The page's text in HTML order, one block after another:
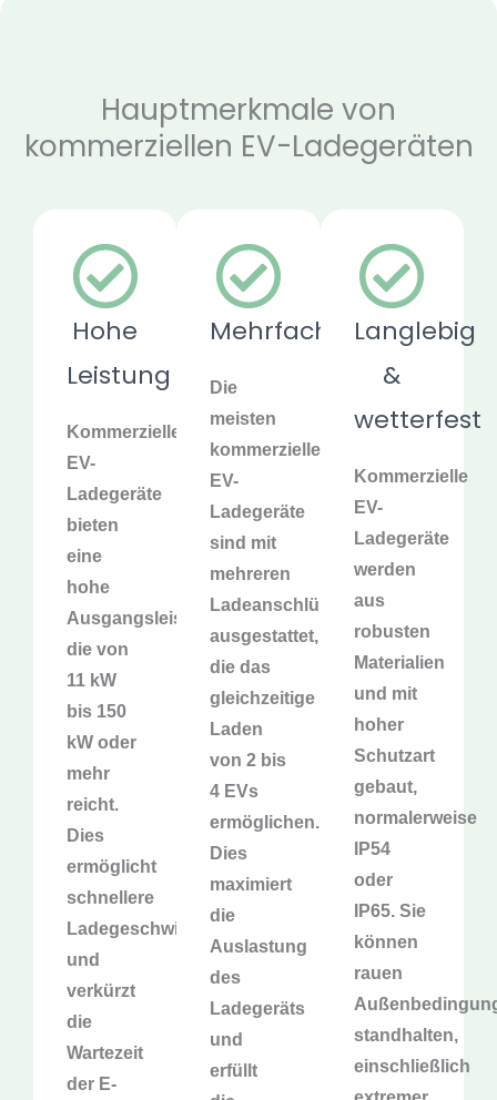
Hauptmerkmale von
kommerziellen EV-Ladegeräten
Hohe
Leistung
Kommerzielle
EV-
Ladegeräte
bieten
eine
hohe
Ausgangsleistung,
die von
11 kW
bis 150
kW oder
mehr
reicht.
Dies
ermöglicht
schnellere
Ladegeschwindigkeiten
und
verkürzt
die
Wartezeit
der E-
Mehrfachanschluss
Die
meisten
kommerziellen
EV-
Ladegeräte
sind mit
mehreren
Ladeanschlüssen
ausgestattet,
die das
gleichzeitige
Laden
von 2 bis
4 EVs
ermöglichen.
Dies
maximiert
die
Auslastung
des
Ladegeräts
und
erfüllt
Langlebig
&
wetterfest
Kommerzielle
EV-
Ladegeräte
werden
aus
robusten
Materialien
und mit
hoher
Schutzart
gebaut,
normalerweise
IP54
oder
IP65. Sie
können
rauen
standhalten,
einschließlich